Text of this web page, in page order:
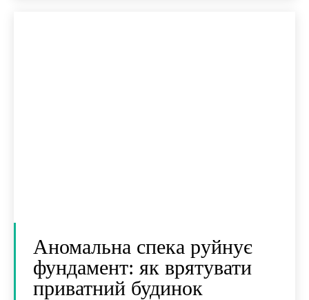
Аномальна спека руйнує
фундамент: як врятувати
приватний будинок